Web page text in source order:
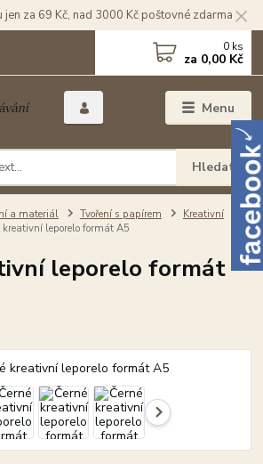
za 69 Kč, nad 3000 Kč poštovné zdarma
Menu
Hledat
0 ks
za 0,00 Kč
a materiál Tvoření s papírem
Kreativní
kreativní leporelo formát A5
leporelo formát